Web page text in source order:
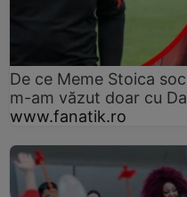
De ce Meme Stoica
m-am văzut doar cu
www.fanatik.ro